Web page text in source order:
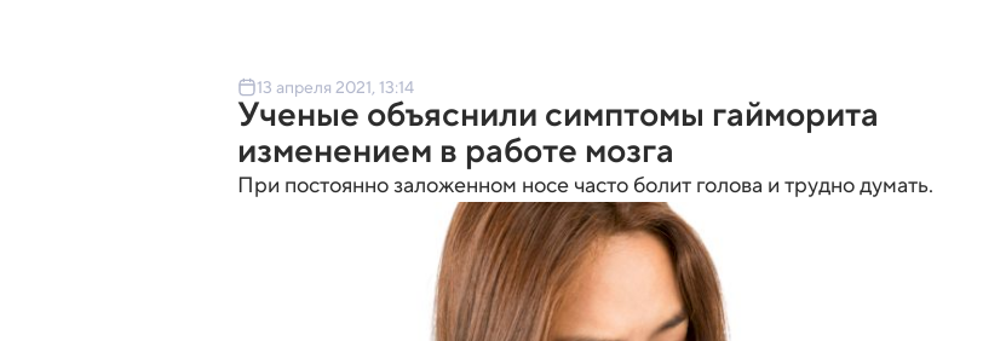
13 апреля 2021, 13:14
Ученые объяснили симптомы гайморита
изменением в работе мозга
При постоянно заложенном носе часто болит голова и трудно думать.